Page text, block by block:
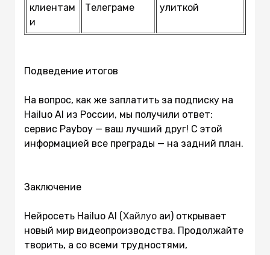
клиентам
и
Телеграме
улиткой
Подведение итогов
На вопрос, как же заплатить за подписку на
Hailuo AI из России, мы получили ответ:
сервис Payboy — ваш лучший друг! С этой
информацией все преграды — на задний план.
Заключение
Нейросеть Hailuo AI (Хайлуо аи) открывает
новый мир видеопроизводства. Продолжайте
творить, а со всеми трудностями,